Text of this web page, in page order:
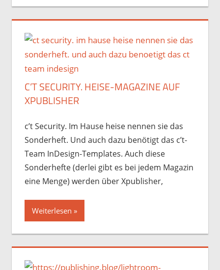
C’T SECURITY. HEISE-MAGAZINE AUF
XPUBLISHER
c’t Security. Im Hause heise nennen sie das
Sonderheft. Und auch dazu benötigt das c’t-
Team InDesign-Templates. Auch diese
Sonderhefte (derlei gibt es bei jedem Magazin
eine Menge) werden über Xpublisher,
Weiterlesen